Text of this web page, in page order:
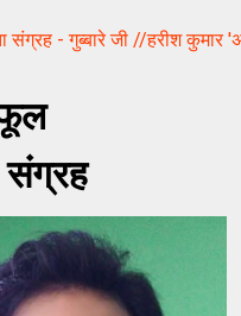
संग्रह - गुब्बारे जी //हरीश कुमार
संग्रह